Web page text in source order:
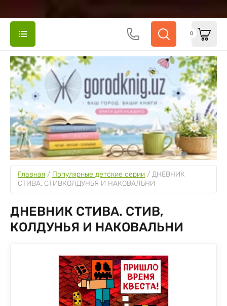
0
Главная / Популярные детские серии / ДНЕВНИК
СТИВА. СТИВКОЛДУНЬЯ И НАКОВАЛЬНИ
ДНЕВНИК СТИВА. СТИВ,
КОЛДУНЬЯ И НАКОВАЛЬНИ